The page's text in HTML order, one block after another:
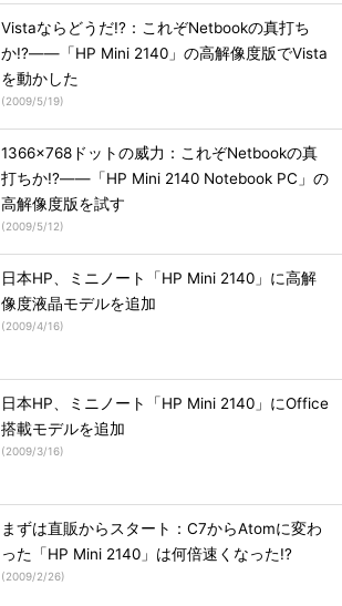
Vistaならどうだ!?：これぞNetbookの真打ち
か!?――「HP Mini 2140」の高解像度版でVista
を動かした
(2009/5/19)
1366×768ドットの威力：これぞNetbookの真
打ちか!?――「HP Mini 2140 Notebook PC」の
高解像度版を試す
(2009/5/12)
日本HP、ミニノート「HP Mini 2140」に高解
像度液晶モデルを追加
(2009/4/16)
日本HP、ミニノート「HP Mini 2140」にOffice
搭載モデルを追加
(2009/3/16)
まずは直販からスタート：C7からAtomに変わ
った「HP Mini 2140」は何倍速くなった!?
(2009/2/26)